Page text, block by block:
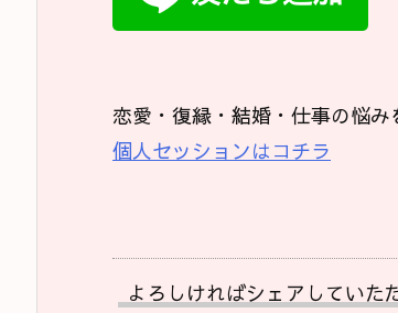
恋愛・復縁・結婚・仕事の悩み
個人セッションはコチラ
よろしければシェアしていた